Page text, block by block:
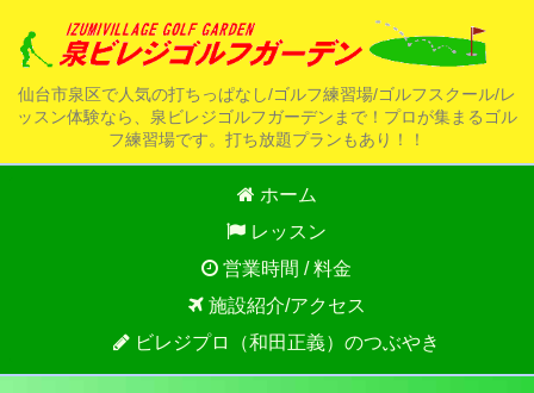
仙台市泉区で人気の打ちっぱなし/ゴルフ練習場/ゴルフスクール/レ
ッスン体験なら、泉ビレジゴルフガーデンまで！プロが集まるゴル
フ練習場です。打ち放題プランもあり！！
ホーム
レッスン
営業時間 / 料金
施設紹介/アクセス
ビレジプロ（和田正義）のつぶやき